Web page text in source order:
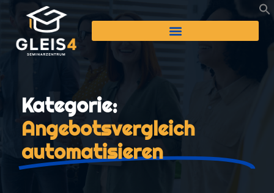
Kategorie:
Angebotsvergleich
automatisieren